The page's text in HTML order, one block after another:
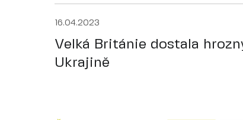
16.04.2023
Velká Británie dostala
Ukrajině